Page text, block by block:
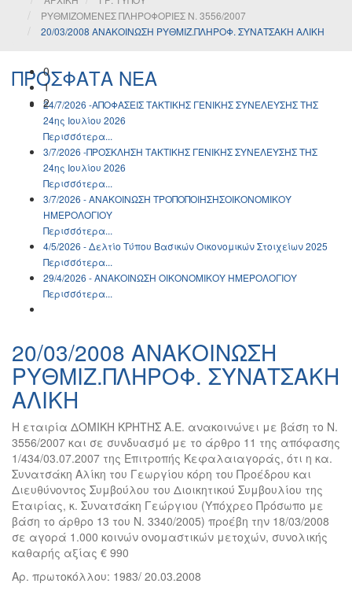
0
1
2
ΡΥΘΜΙΖΟΜΕΝΕΣ ΠΛΗΡΟΦΟΡΙΕΣ Ν. 3556/2007
20/03/2008 ΑΝΑΚΟΙΝΩΣΗ ΡΥΘΜΙΖ.ΠΛΗΡΟΦ. ΣΥΝΑΤΣΑΚΗ ΑΛΙΚΗ
ΠΡΟΣΦΑΤΑ ΝΕΑ
24/7/2026 -ΑΠΟΦΑΣΕΙΣ ΤΑΚΤΙΚΗΣ ΓΕΝΙΚΗΣ ΣΥΝΕΛΕΥΣΗΣ ΤΗΣ
24ης Ιουλίου 2026
Περισσότερα...
3/7/2026 -ΠΡΟΣΚΛΗΣΗ ΤΑΚΤΙΚΗΣ ΓΕΝΙΚΗΣ ΣΥΝΕΛΕΥΣΗΣ ΤΗΣ
24ης Ιουλίου 2026
Περισσότερα...
3/7/2026 - ΑΝΑΚΟΙΝΩΣH ΤΡΟΠΟΠΟΙΗΣΗΣΟΙΚΟΝΟΜΙΚΟΥ
ΗΜΕΡΟΛΟΓΙΟΥ
Περισσότερα...
4/5/2026 - Δελτίο Τύπου Βασικών Οικονομικών Στοιχείων 2025
Περισσότερα...
29/4/2026 - ΑΝΑΚΟΙΝΩΣH ΟΙΚΟΝΟΜΙΚΟΥ ΗΜΕΡΟΛΟΓΙΟΥ
Περισσότερα...
20/03/2008 ΑΝΑΚΟΙΝΩΣΗ
ΡΥΘΜΙΖ.ΠΛΗΡΟΦ. ΣΥΝΑΤΣΑΚΗ
ΑΛΙΚΗ
Η εταιρία ΔΟΜΙΚΗ ΚΡΗΤΗΣ Α.Ε. ανακοινώνει με βάση το Ν.
3556/2007 και σε συνδυασμό με το άρθρο 11 της απόφασης
1/434/03.07.2007 της Επιτροπής Κεφαλαιαγοράς, ότι η κα.
Συνατσάκη Αλίκη του Γεωργίου κόρη του Προέδρου και
Διευθύνοντος Συμβούλου του Διοικητικού Συμβουλίου της
Εταιρίας, κ. Συνατσάκη Γεώργιου (Υπόχρεο Πρόσωπο με
βάση το άρθρο 13 του Ν. 3340/2005) προέβη την 18/03/2008
σε αγορά 1.000 κοινών ονομαστικών μετοχών, συνολικής
καθαρής αξίας € 990
Αρ. πρωτοκόλλου: 1983/ 20.03.2008